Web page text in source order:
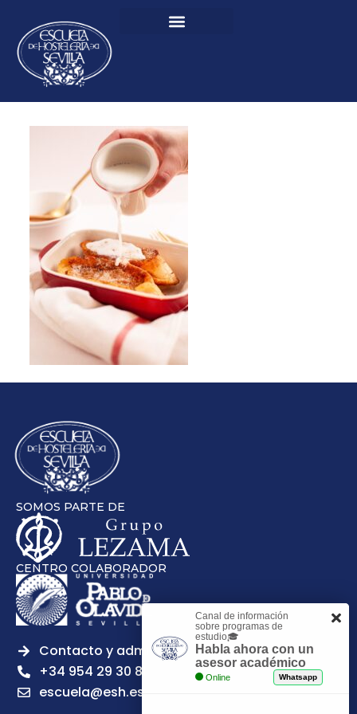
SOMOS PARTE DE
CENTRO COLABORADOR
Contacto y admisiones
+34 954 29 30 81
escuela@esh.es
Canal de información
sobre programas de
estudio🎓
Habla ahora con un
asesor académico
Online Whatsapp